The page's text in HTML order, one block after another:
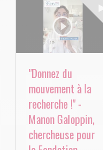
"Donnez du
mouvement à la
recherche !" -
Manon Galoppin,
chercheuse pour